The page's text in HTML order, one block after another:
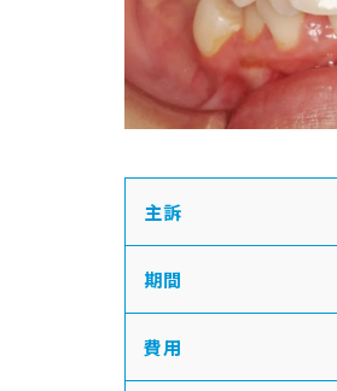
主訴
期間
費用